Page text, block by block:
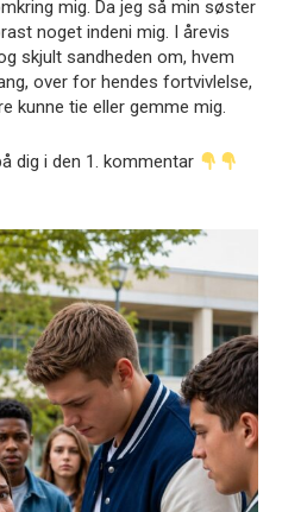
mig. Da jeg så min søster
noget indeni mig. I årevis
skjult sandheden om, hvem
over for hendes fortvivlelse,
kunne tie eller gemme mig.
dig i den 1. kommentar